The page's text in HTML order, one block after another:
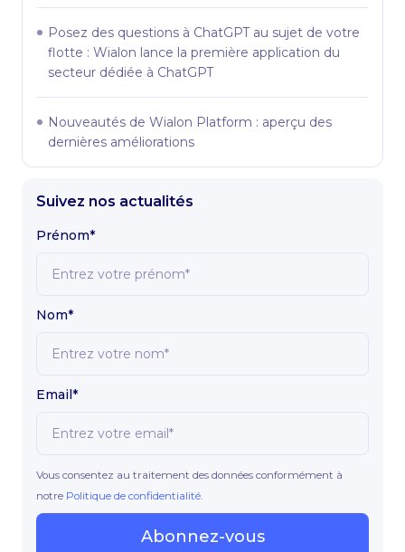
Posez des questions à ChatGPT au sujet de votre
flotte : Wialon lance la première application du
secteur dédiée à ChatGPT
Nouveautés de Wialon Platform : aperçu des
dernières améliorations
Suivez nos actualités
Prénom*
Nom*
Email*
Vous consentez au traitement des données conformément à
notre Politique de confidentialité
Abonnez-vous